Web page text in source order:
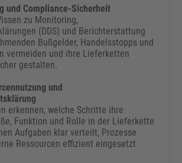
und Compliance-Sicherheit
zu Monitoring,
(DDS) und Berichterstattung
Bußgelder, Handelsstopps und
vermeiden und ihre Lieferketten
gestalten.
und
erkennen, welche Schritte ihre
Funktion und Rolle in der Lieferkette
Aufgaben klar verteilt, Prozesse
Ressourcen effizient eingesetzt